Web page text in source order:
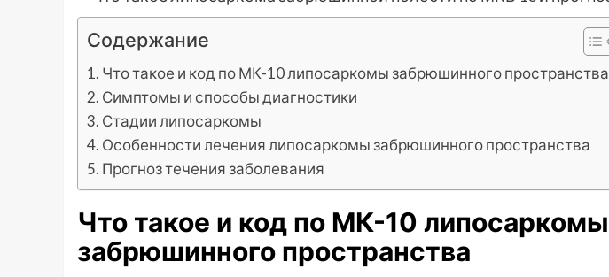
Содержание
Что такое и код по МК-10 липосаркомы забрюшинного пространства
Симптомы и способы диагностики
Стадии липосаркомы
Особенности лечения липосаркомы забрюшинного пространства
Прогноз течения заболевания
Что такое и код по МК-10 липосаркомы
забрюшинного пространства